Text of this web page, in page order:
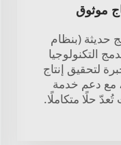
موثوق
نسيج حديثة (بنظام
التكنولوجيا
لتحقيق إنتاج
مع دعم خدمة
حلًا متكاملًا.